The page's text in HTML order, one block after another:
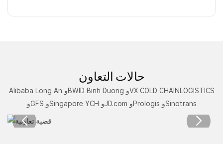
حالات التعاون
Alibaba Long An وBWID Binh Duong وVX COLD CHAINLOGISTICS
وGFS وSingapore YCH وJD.com وPrologis وSinotrans